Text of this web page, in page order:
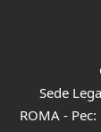
Sede
ROMA -